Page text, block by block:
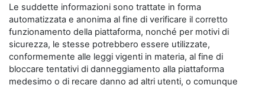
Le suddette informazioni sono trattate in forma
automatizzata e anonima al fine di verificare il corretto
funzionamento della piattaforma, nonché per motivi di
sicurezza, le stesse potrebbero essere utilizzate,
conformemente alle leggi vigenti in materia, al fine di
bloccare tentativi di danneggiamento alla piattaforma
medesimo o di recare danno ad altri utenti, o comunque